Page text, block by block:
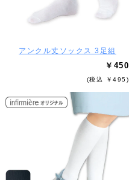
アンクル丈ソックス 3足組
￥450
(税込 ￥495)